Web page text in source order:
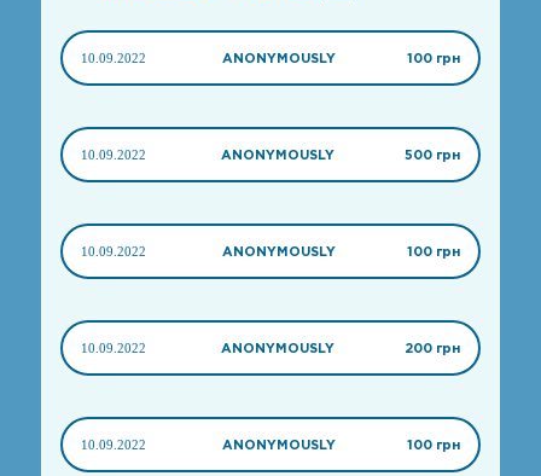
10.09.2022 ANONYMOUSLY 100 грн
10.09.2022 ANONYMOUSLY 500 грн
10.09.2022 ANONYMOUSLY 100 грн
10.09.2022 ANONYMOUSLY 200 грн
10.09.2022 ANONYMOUSLY 100 грн